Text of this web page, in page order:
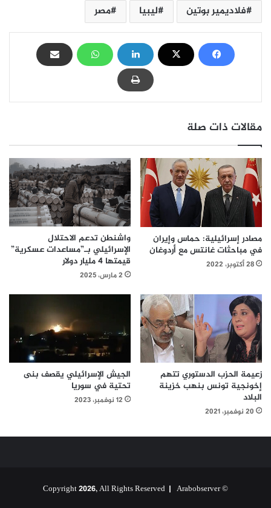
فلاديمير بوتين
ليبيا مصر
مقالات ذات صلة
مصادر إسرائيلية: حماس وإيران
في مباحثات غانتس مع أردوغان
28 أكتوبر، 2022
واشنطن تدعم الاحتلال
الإسرائيلي بـ”مساعدات عسكرية”
قيمتها 4 مليار دولار
2 مارس، 2025
زعيمة الحزب الدستوري تتهم
إخونجية تونس بنهب خزينة
البلاد
20 نوفمبر، 2021
الجيش الإسرائيلي يقصف بنى
تحتية في سوريا
12 نوفمبر، 2023
© Copyright 2026, All Rights Reserved |
Arabobserver